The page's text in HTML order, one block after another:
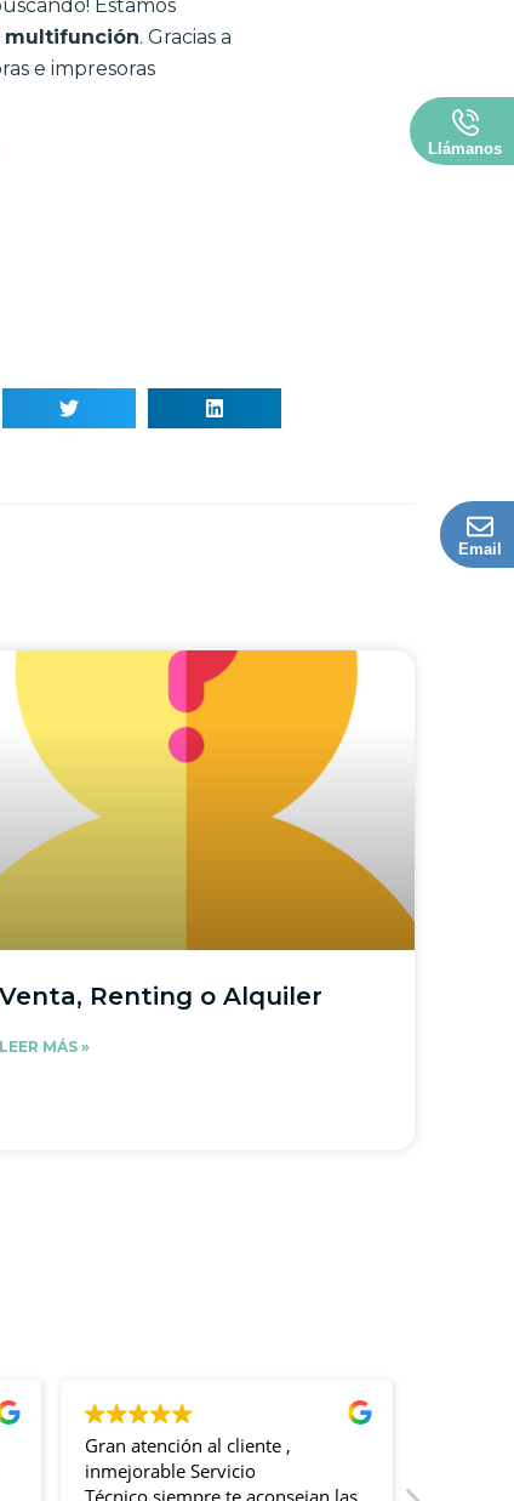
Estamos
multifunción. Gracias a
e impresoras
Venta, Renting o Alquiler
LEER MÁS »
Gran atención al cliente ,
inmejorable Servicio
Llámanos
Email